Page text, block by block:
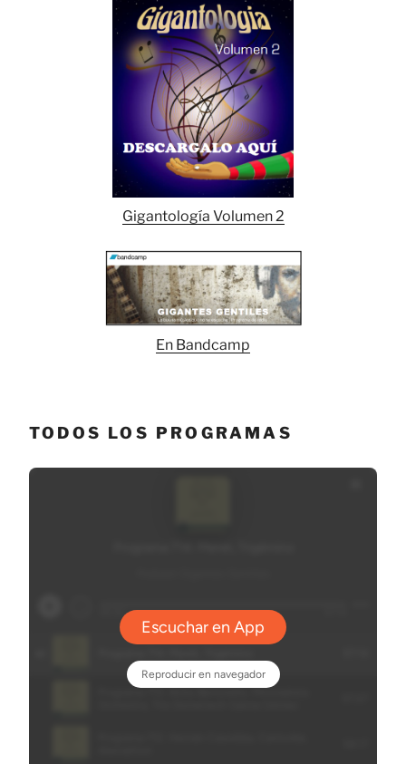
Gigantología Volumen 2
En Bandcamp
TODOS LOS PROGRAMAS